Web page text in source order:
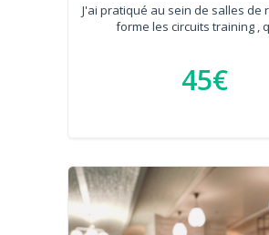
J'ai pratiqué au sein de salles de
forme les circuits training ,
45€